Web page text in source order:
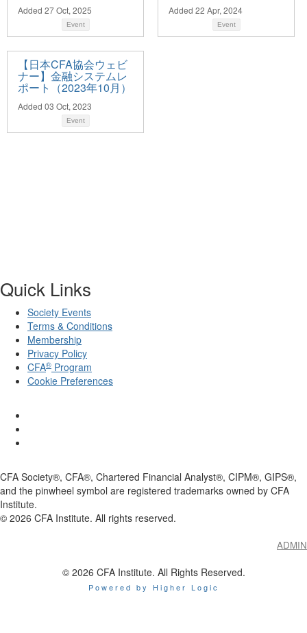
Added 27 Oct, 2025
Event
Added 22 Apr, 2024
Event
【日本CFA協会ウェビ
ナー】金融システムレ
ポート（2023年10月）
Added 03 Oct, 2023
Event
Quick Links
Society Events
Terms & Conditions
Membership
Privacy Policy
CFA® Program
Cookie Preferences
CFA Society®, CFA®, Chartered Financial Analyst®, CIPM®, GIPS®,
and the pinwheel symbol are registered trademarks owned by CFA
Institute.
© 2026 CFA Institute. All rights reserved.
ADMIN
© 2026 CFA Institute. All Rights Reserved.
Powered by Higher Logic